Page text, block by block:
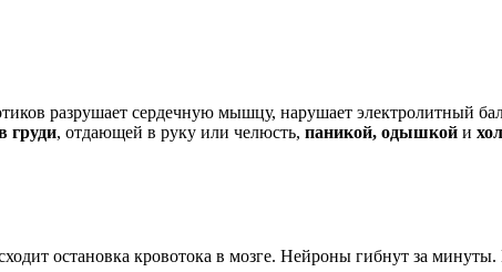
разрушает сердечную мышцу, нарушает электролитный
груди, отдающей в руку или челюсть, паникой, одышкой и
остановка кровотока в мозге. Нейроны гибнут за минуты.